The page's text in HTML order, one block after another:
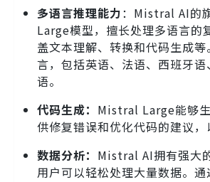
多语言推理能力：Mistral AI的
Large模型，擅长处理多语言的
盖文本理解、转换和代码生成
言，包括英语、法语、西班牙
语。
代码生成： Mistral Large能够
供修复错误和优化代码的建议，
数据分析： Mistral AI拥有强大
用户可以轻松处理大量数据。